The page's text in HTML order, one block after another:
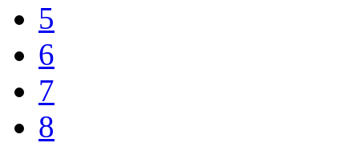
5
6
7
8